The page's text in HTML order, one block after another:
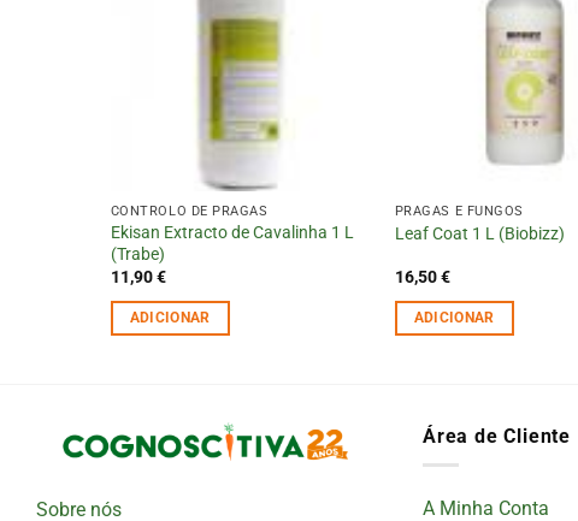
CONTROLO DE PRAGAS
Ekisan Extracto de Cavalinha 1 L
(Trabe)
11,90€
ADICIONAR
PRAGAS E FUNGOS
Leaf Coat 1 L (Biobizz)
16,50€
ADICIONAR
Sobre nós
Área de Cliente
A Minha Conta